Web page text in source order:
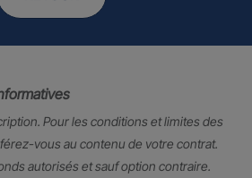
Pour les conditions et limites des
vous au contenu de votre contrat.
autorisés et sauf option contraire.